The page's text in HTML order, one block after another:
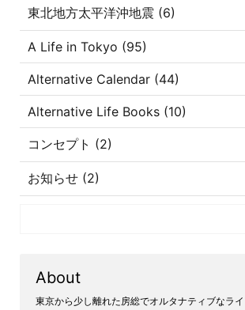
東北地方太平洋沖地震 (6)
A Life in Tokyo (95)
Alternative Calendar (44)
Alternative Life Books (10)
コンセプト (2)
お知らせ (2)
About
東京から少し離れた房総でオルタナティブなラ